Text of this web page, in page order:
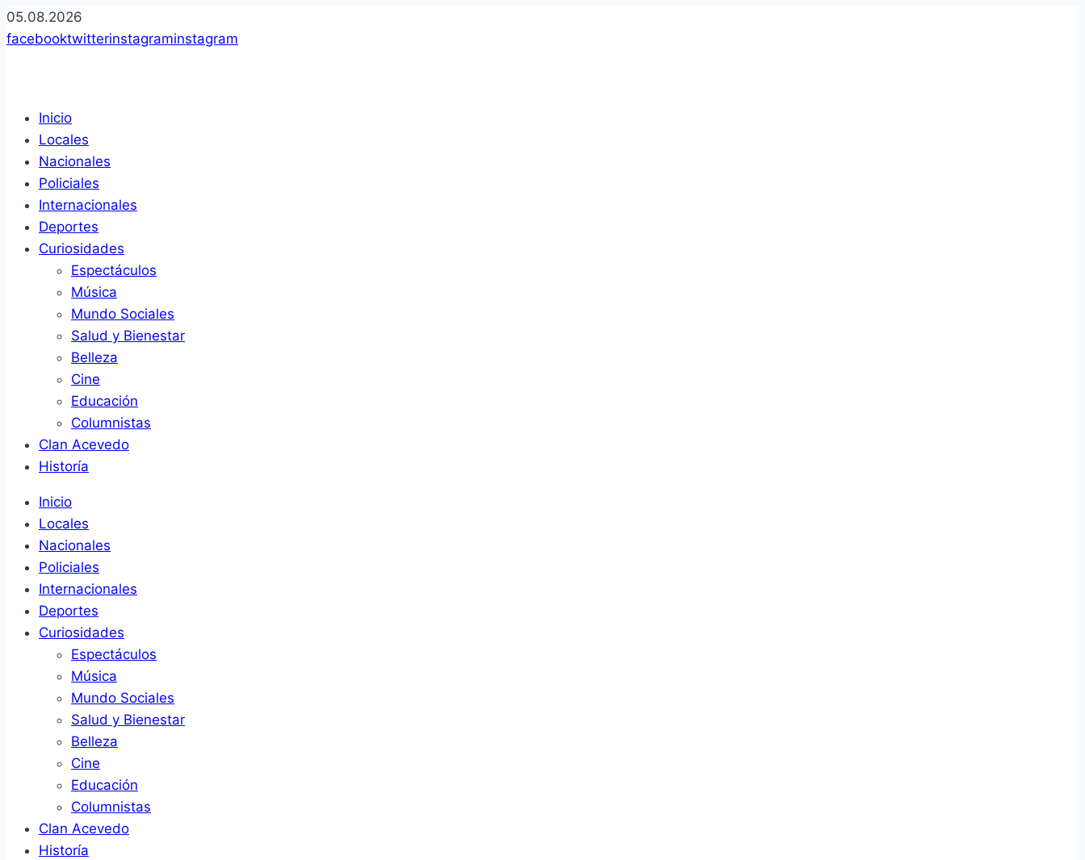
05.08.2026
facebookopens
window
twitteropens
instagramopens
instagram
Inicio
Locales
Nacionales
Policiales
Internacionales
Deportes
Curiosidades
Espectáculos
Música
Mundo Sociales
Salud y Bienestar
Belleza
Cine
Educación
Columnistas
Clan Acevedo
Historía
MenuInicio
Locales
Nacionales
Policiales
Internacionales
Deportes
Curiosidades
Espectáculos
Música
Mundo Sociales
Salud y Bienestar
Belleza
Cine
Educación
Columnistas
Clan Acevedo
Historía